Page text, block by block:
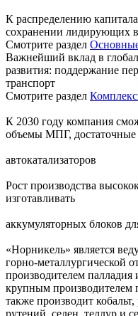
К распределению
сохранении лидирующих в
Смотрите раздел
Важнейший вклад в
развития: поддержание
транспорт
Смотрите раздел
К 2030 году компания
объемы МПГ, достаточные
автокатализаторов
Рост производства
изготавливать
аккумуляторных блоков
«Норникель» является
горно-металлургической
производителем палладия
крупным производителем
также производит
рутений, селен, теллур и